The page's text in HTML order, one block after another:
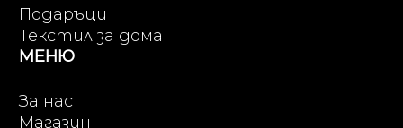
Подаръци
Текстил за дома
МЕНЮ
За нас
Магазин